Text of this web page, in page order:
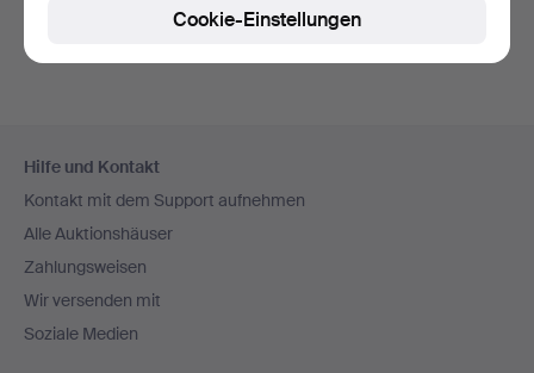
Navigation
Hilfe und Kontakt
Kontakt mit dem Support aufnehmen
Alle Auktionshäuser
Zahlungsweisen
Wir versenden mit
Soziale Medien
Cookie-Einstellungen